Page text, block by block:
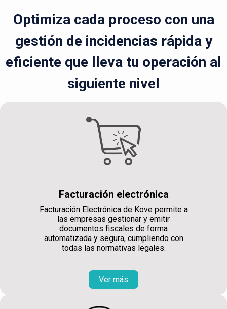
Optimiza cada proceso con una
gestión de incidencias rápida y
eficiente que lleva tu operación al
siguiente nivel
Facturación electrónica
Facturación Electrónica de Kove permite a
las empresas gestionar y emitir
documentos fiscales de forma
automatizada y segura, cumpliendo con
todas las normativas legales.
Ver más